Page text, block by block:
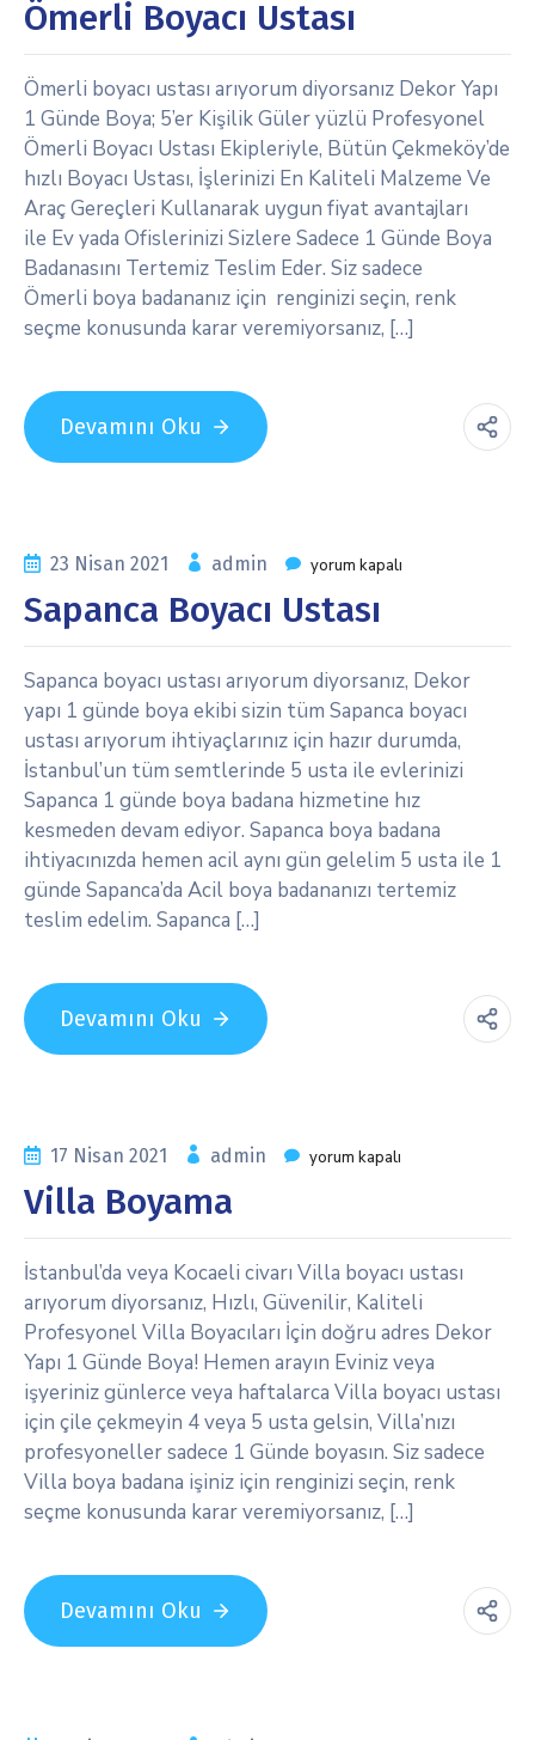
Ömerli Boyacı Ustası
Ömerli boyacı ustası arıyorum diyorsanız Dekor Yapı
1 Günde Boya; 5’er Kişilik Güler yüzlü Profesyonel
Ömerli Boyacı Ustası Ekipleriyle, Bütün Çekmeköy’de
hızlı Boyacı Ustası, İşlerinizi En Kaliteli Malzeme Ve
Araç Gereçleri Kullanarak uygun fiyat avantajları
ile Ev yada Ofislerinizi Sizlere Sadece 1 Günde Boya
Badanasını Tertemiz Teslim Eder. Siz sadece
Ömerli boya badananız için renginizi seçin, renk
seçme konusunda karar veremiyorsanız, […]
Devamını Oku
23 Nisan 2021 admin yorum kapalı
Sapanca Boyacı Ustası
Sapanca boyacı ustası arıyorum diyorsanız, Dekor
yapı 1 günde boya ekibi sizin tüm Sapanca boyacı
ustası arıyorum ihtiyaçlarınız için hazır durumda,
İstanbul’un tüm semtlerinde 5 usta ile evlerinizi
Sapanca 1 günde boya badana hizmetine hız
kesmeden devam ediyor. Sapanca boya badana
ihtiyacınızda hemen acil aynı gün gelelim 5 usta ile 1
günde Sapanca’da Acil boya badananızı tertemiz
teslim edelim. Sapanca […]
Devamını Oku
17 Nisan 2021 admin yorum kapalı
Villa Boyama
İstanbul’da veya Kocaeli civarı Villa boyacı ustası
arıyorum diyorsanız, Hızlı, Güvenilir, Kaliteli
Profesyonel Villa Boyacıları İçin doğru adres Dekor
Yapı 1 Günde Boya! Hemen arayın Eviniz veya
işyeriniz günlerce veya haftalarca Villa boyacı ustası
için çile çekmeyin 4 veya 5 usta gelsin, Villa’nızı
profesyoneller sadece 1 Günde boyasın. Siz sadece
Villa boya badana işiniz için renginizi seçin, renk
seçme konusunda karar veremiyorsanız, […]
Devamını Oku